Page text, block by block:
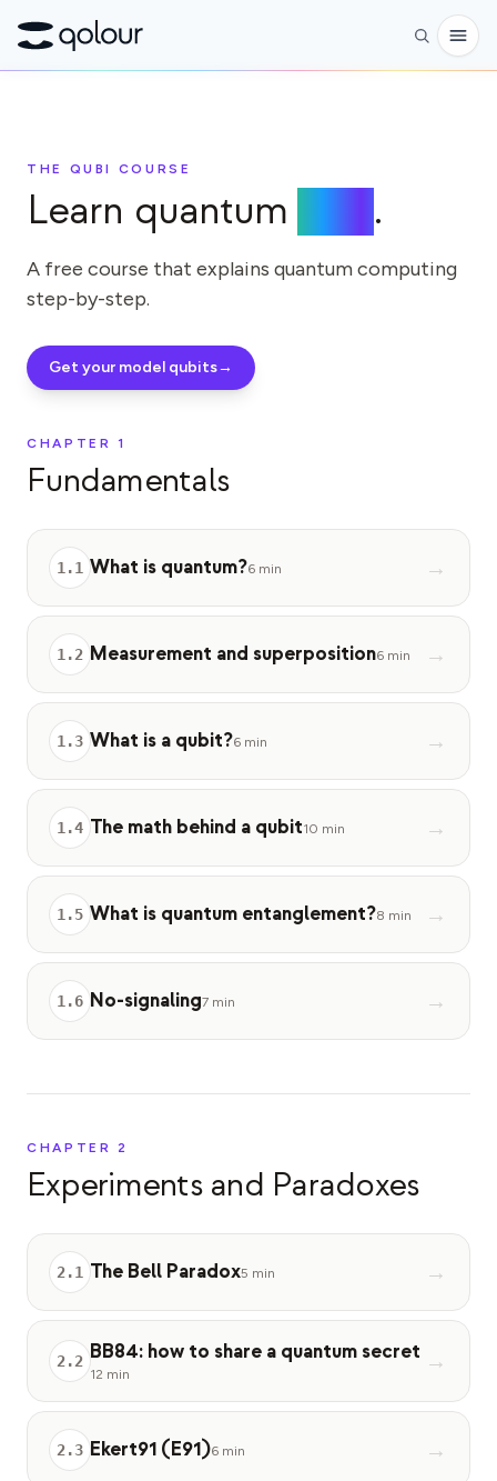
ショップ
対象者
愛好家
教育者
子どもと保護者
組織
サイエンス
実世界の量子ビット
アウトリーチ事例
QCaMP Quantum Fundamentals Workshop
Undergraduate Quantum Education
技術ホワイトペーパー
リソース
ユーザーマニュアル
量子コンピュータ
アクティビティ
ガイド
学習
イベント
コミュニティ
量子セキュリティ
私たちについて
チーム
ミッション
お問い合わせ
THE QUBI COURSE
Learn quantum .
A free course that explains quantum computing
step-by-step.
Get your model qubits→
CHAPTER 1
Fundamentals
1 .1 What is quantum?6 min →
1 .2 Measurement and superposition6 min →
1 .3 What is a qubit?6 min →
1 .4 The math behind a qubit10 min →
1 .5 What is quantum entanglement?8 min →
1 .6 No-signaling7 min →
CHAPTER 2
Experiments and Paradoxes
2.1 The Bell Paradox5 min →
2.2 BB84: how to share a quantum secret
12 min →
2.3 Ekert91 (E91)6 min →